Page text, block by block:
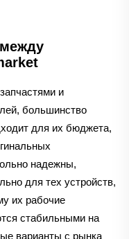
и
большинство
для их бюджета,
надежны,
для тех устройств,
их рабочие
стабильными на
варианты с рынка